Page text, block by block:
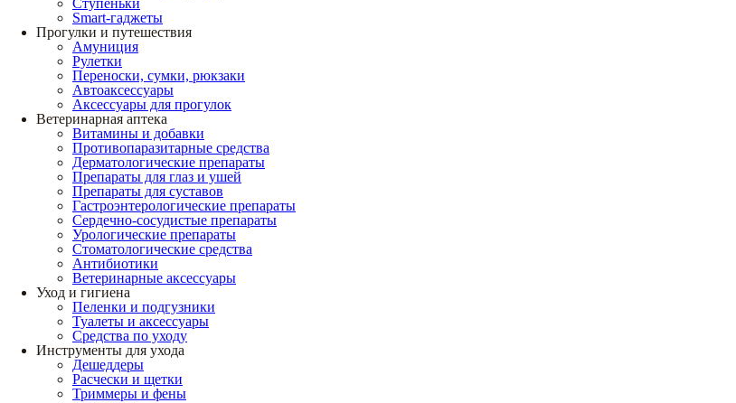
Ступеньки
Smart-гаджеты
Прогулки и путешествия
Амуниция
Рулетки
Переноски, сумки, рюкзаки
Автоаксессуары
Аксессуары для прогулок
Ветеринарная аптека
Витамины и добавки
Противопаразитарные средства
Дерматологические препараты
Препараты для глаз и ушей
Препараты для суставов
Гастроэнтерологические препараты
Сердечно-сосудистые препараты
Урологические препараты
Стоматологические средства
Антибиотики
Ветеринарные аксессуары
Уход и гигиена
Пеленки и подгузники
Туалеты и аксессуары
Средства по уходу
Инструменты для ухода
Дешеддеры
Расчески и щетки
Триммеры и фены